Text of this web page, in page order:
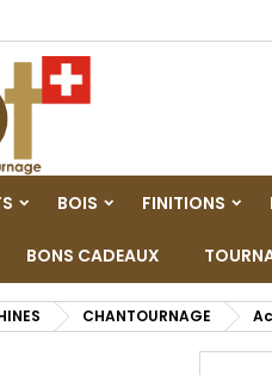
BOIS FINITIONS
BONS CADEAUX
CHANTOURNAGE